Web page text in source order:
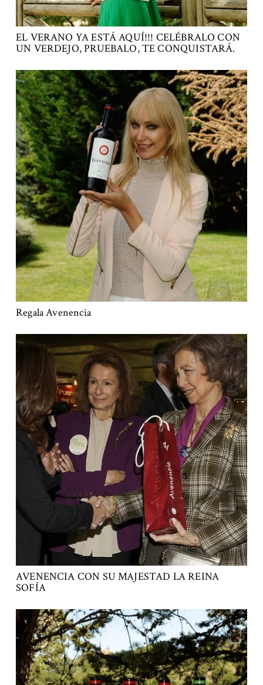
EL VERANO YA ESTÁ AQUÍ!!! CELÉBRALO CON
UN VERDEJO, PRUEBALO, TE CONQUISTARÁ.
Regala Avenencia
AVENENCIA CON SU MAJESTAD LA REINA
SOFÍA